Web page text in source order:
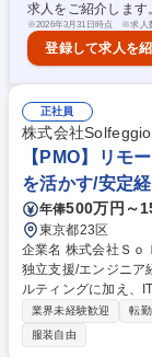
求人をご紹介します
※2026年3月31日時点 ※求人
登録して求人を
正社員
株式会社Solfeggio
【PMO】リモ
を活かす/安定
年俸500万円～
東京都23区
企業名 株式会社Ｓｏｌｆｅｇｇｉｏ 求人
独立支援/エンジニア経験を活かす/
ルティングに加え、
佐として、先輩コン
す。 【具体的には】 ■将来的には、PMOとして1つの案件のメイン担当と
なっていただくポジ
業界未経験歓迎 転勤
服装自由